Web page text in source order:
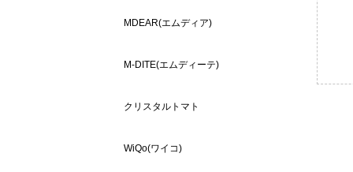
MDEAR(エムディア)
M-DITE(エムディーテ)
クリスタルトマト
WiQo(ワイコ)